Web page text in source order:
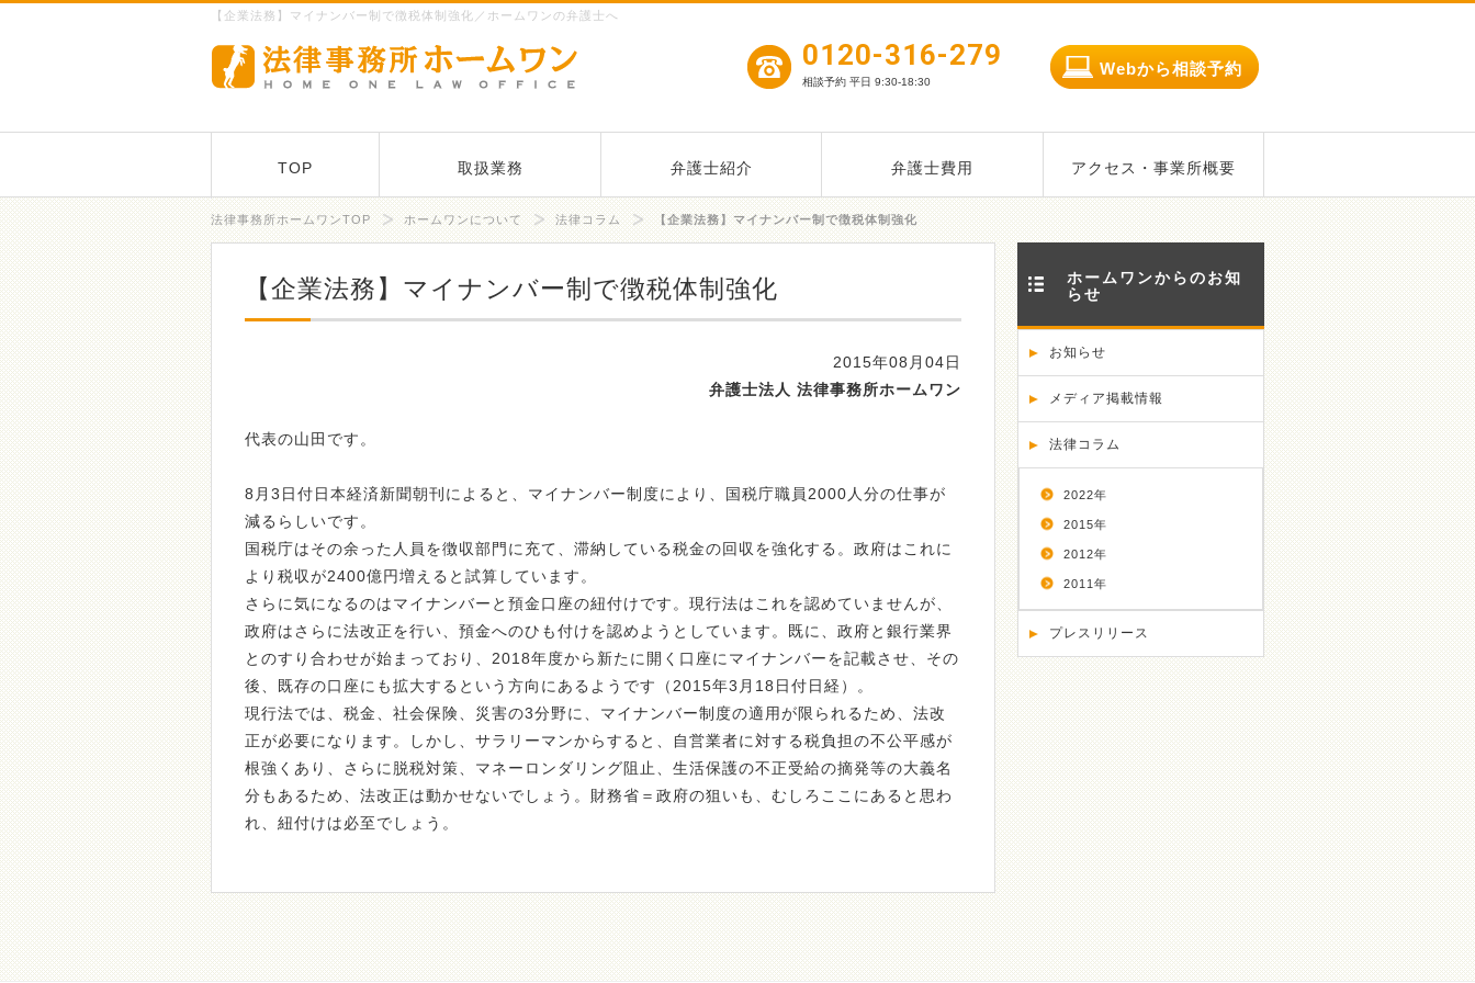
【企業法務】マイナンバー制で徴税体制強化／ホームワンの弁護士へ
0120-316-279
相談予約 平日 9:30-18:30
Webから相談予約
TOP 取扱業務 弁護士紹介 弁護士費用 アクセス・事業所概要
法律事務所ホームワンTOP ホームワンについて 法律コラム 【企業法務】マイナンバー制で徴税体制強化
【企業法務】マイナンバー制で徴税体制強化
2015年08月04日
弁護士法人 法律事務所ホームワン
代表の山田です。
8月3日付日本経済新聞朝刊によると、マイナンバー制度により、国税庁職員2000人分の仕事が
減るらしいです。
国税庁はその余った人員を徴収部門に充て、滞納している税金の回収を強化する。政府はこれに
より税収が2400億円増えると試算しています。
さらに気になるのはマイナンバーと預金口座の紐付けです。現行法はこれを認めていませんが、
政府はさらに法改正を行い、預金へのひも付けを認めようとしています。既に、政府と銀行業界
とのすり合わせが始まっており、2018年度から新たに開く口座にマイナンバーを記載させ、その
後、既存の口座にも拡大するという方向にあるようです（2015年3月18日付日経）。
現行法では、税金、社会保険、災害の3分野に、マイナンバー制度の適用が限られるため、法改
正が必要になります。しかし、サラリーマンからすると、自営業者に対する税負担の不公平感が
根強くあり、さらに脱税対策、マネーロンダリング阻止、生活保護の不正受給の摘発等の大義名
分もあるため、法改正は動かせないでしょう。財務省＝政府の狙いも、むしろここにあると思わ
れ、紐付けは必至でしょう。
ホームワンからのお知
らせ
お知らせ
メディア掲載情報
法律コラム
2022年
2015年
2012年
2011年
プレスリリース